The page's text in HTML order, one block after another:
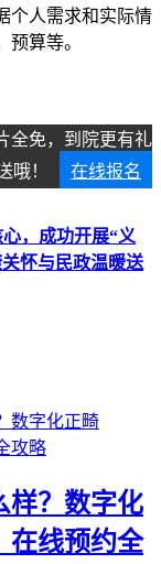
个人需求和实际情
算等。
全免，到院更有礼
哦！
在线报名
，成功开展“义
怀与民政温暖送
样？数字化
在线预约全